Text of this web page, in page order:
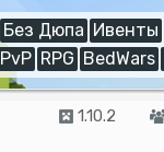
Без Дюпа Ивенты
PvP RPG BedWars
1.10.2